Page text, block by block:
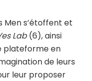
Men s’étoffent et
Lab(6), ainsi
plateforme en
de leurs
leur proposer